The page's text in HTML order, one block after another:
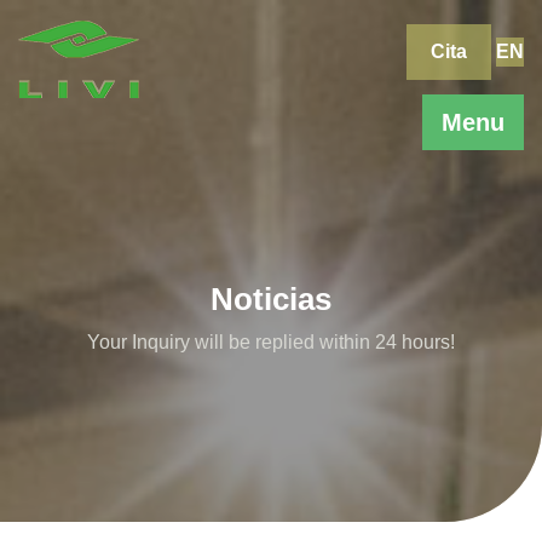
Menu
Cita EN
Noticias
Your Inquiry will be replied within 24 hours!